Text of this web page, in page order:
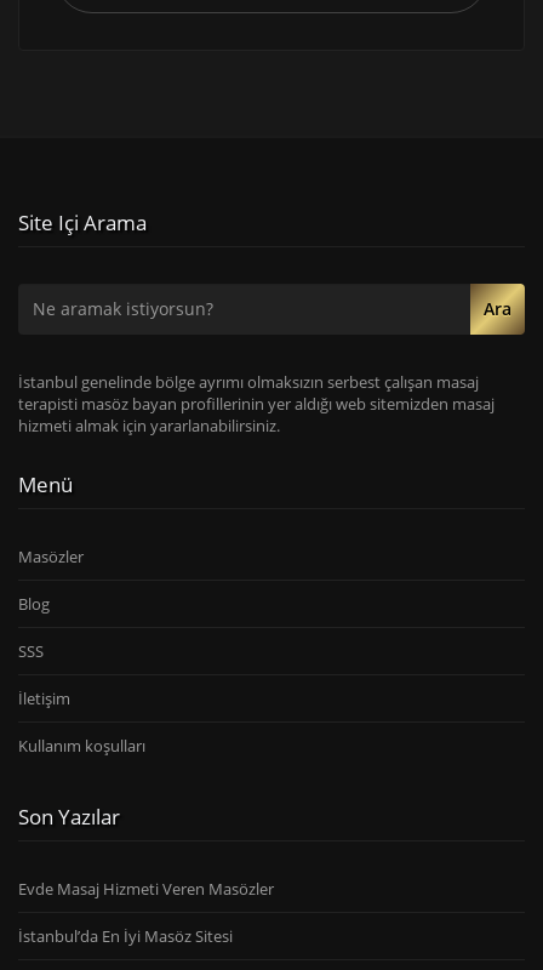
Site Içi Arama
Ara
İstanbul genelinde bölge ayrımı olmaksızın serbest çalışan masaj
terapisti masöz bayan profillerinin yer aldığı web sitemizden masaj
hizmeti almak için yararlanabilirsiniz.
Menü
Masözler
Blog
SSS
İletişim
Kullanım koşulları
Son Yazılar
Evde Masaj Hizmeti Veren Masözler
İstanbul’da En İyi Masöz Sitesi